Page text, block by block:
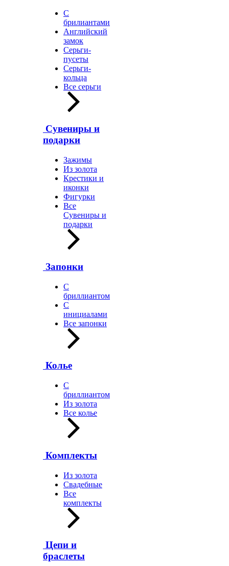
С
брилиантами
Английский
замок
Серьги-
пусеты
Серьги-
кольца
Все серьги
Сувениры и
подарки
Зажимы
Из золота
Крестики и
иконки
Фигурки
Все
Сувениры и
подарки
Запонки
С
бриллиантом
С
инициалами
Все запонки
Колье
С
бриллиантом
Из золота
Все колье
Комплекты
Из золота
Свадебные
Все
комплекты
Цепи и
браслеты